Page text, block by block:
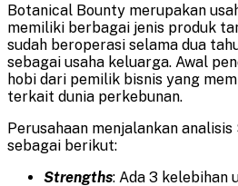
Botanical Bounty merupakan
memiliki berbagai jenis produk
sudah beroperasi selama dua
sebagai usaha keluarga. Awal
hobi dari pemilik bisnis yang
terkait dunia perkebunan.
Perusahaan menjalankan analisis
sebagai berikut:
Strengths: Ada 3 kelebihan